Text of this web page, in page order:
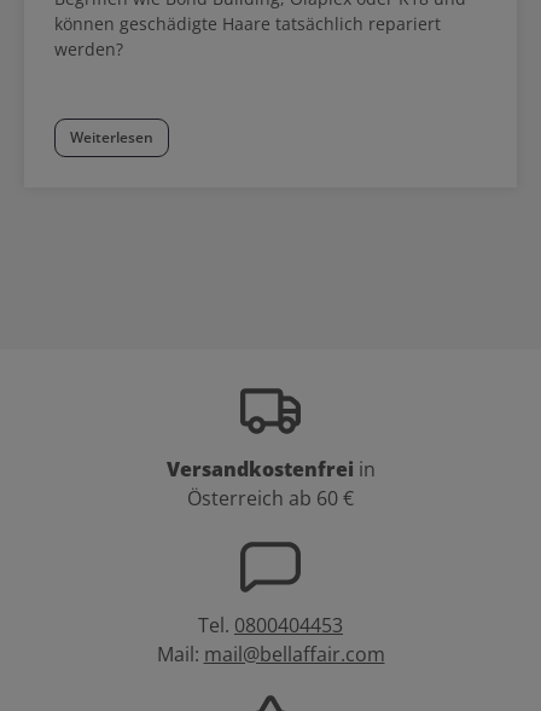
Koleston Perfect Farbkarte zum Download als PDF Datei bei den
Produktdetails oben. In dieser finden sich neben der
Nuancenübersicht auch Mischungsempfehlungen.
können geschädigte Haare tatsächlich repariert
werden?
Weiterlesen
Versandkostenfrei in
Österreich ab 60 €
Tel. 0800404453
Mail: mail@bellaffair.com